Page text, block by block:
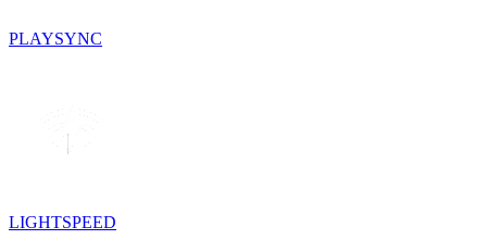
PLAYSYNC
LIGHTSPEED